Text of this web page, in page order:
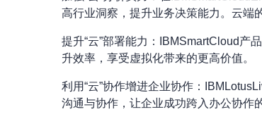
高行业洞察，提升业务决策能力。云端
提升“云”部署能力：IBMSmartCloud产
升效率，享受虚拟化带来的更高价值。
利用“云”协作增进企业协作：
沟通与协作，让企业成功跨入办公协作